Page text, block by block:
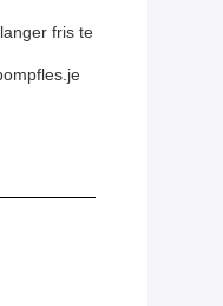
fris te